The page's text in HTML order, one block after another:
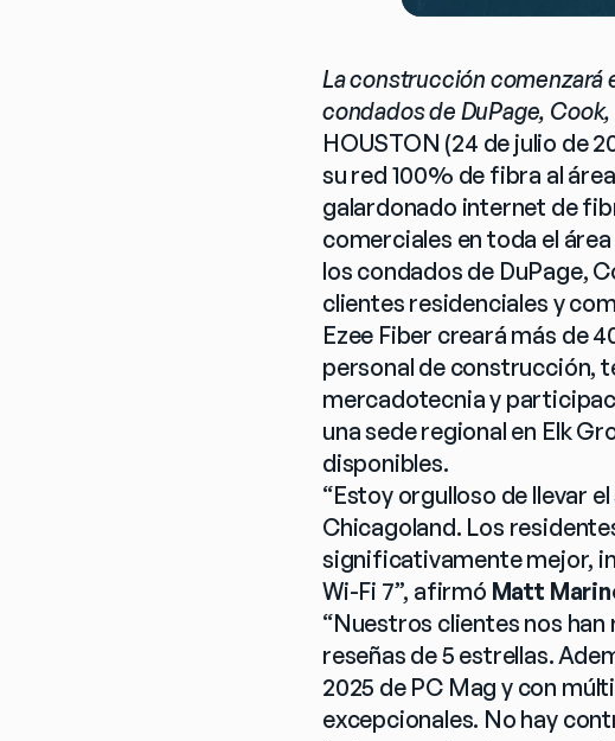
La construcción comenzará
condados de DuPage, Cook,
HOUSTON (24 de julio de
su red 100% de fibra al
galardonado internet de
comerciales en toda el
los condados de DuPage,
clientes residenciales y
Ezee Fiber creará más de
personal de construcción,
mercadotecnia y
una sede regional en Elk
disponibles.
“Estoy orgulloso de llevar
Chicagoland. Los
significativamente mejor,
Wi-Fi 7”, afirmó Matt
“Nuestros clientes nos
reseñas de 5 estrellas.
2025 de PC Mag y con
excepcionales. No hay